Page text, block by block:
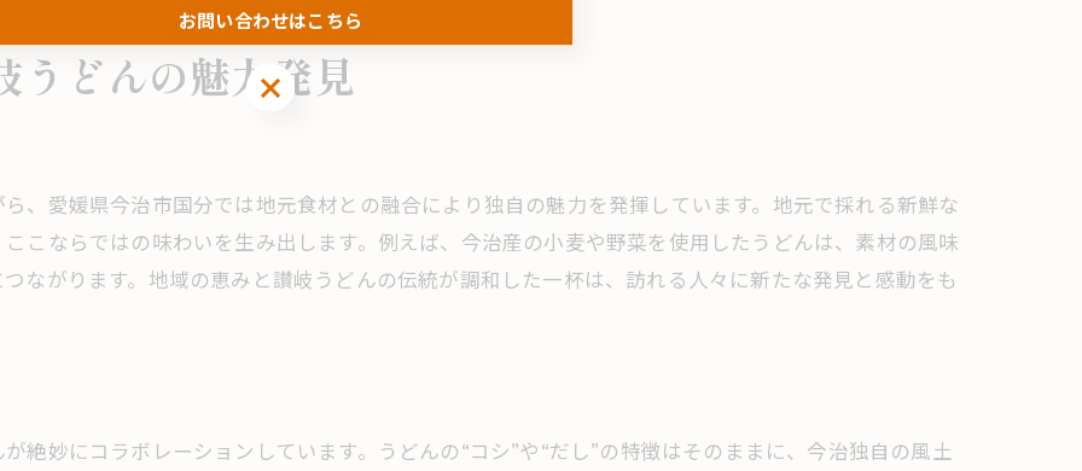
伝統と革新が融合したうどん文化の今
讃岐うどんをより美味しくする地元技法
うどんの魅力発見
、愛媛県今治市国分では地元食材との融合により独自の魅力を発揮しています。地元で採れる新鮮な
こならではの味わいを生み出します。例えば、今治産の小麦や野菜を使用したうどんは、素材の風味
ながります。地域の恵みと讃岐うどんの伝統が調和した一杯は、訪れる人々に新たな発見と感動をも
絶妙にコラボレーションしています。うどんの“コシ”や“だし”の特徴はそのままに、今治独自の風土
お問い合わせはこちら
お問い合わせはこちら